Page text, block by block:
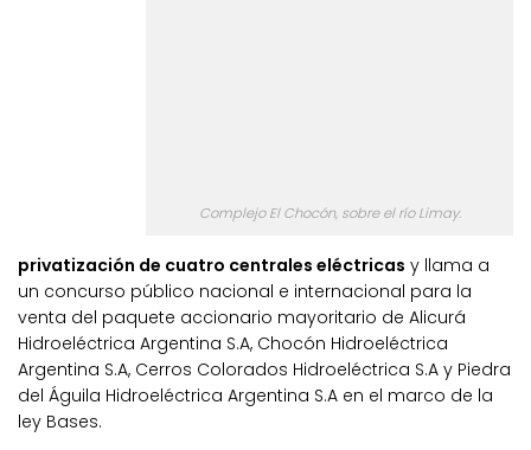
Complejo El Chocón, sobre el río Limay.
privatización de cuatro centrales eléctricas y llama a
un concurso público nacional e internacional para la
venta del paquete accionario mayoritario de Alicurá
Hidroeléctrica Argentina S.A, Chocón Hidroeléctrica
Argentina S.A, Cerros Colorados Hidroeléctrica S.A y Piedra
del Águila Hidroeléctrica Argentina S.A en el marco de la
ley Bases.